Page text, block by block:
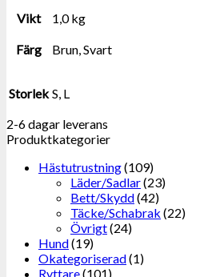
Vikt
1,0 kg
Färg Brun, Svart
Storlek S, L
2-6 dagar leverans
Produktkategorier
Hästutrustning(109)
Läder/Sadlar(23)
Bett/Skydd(42)
Täcke/Schabrak (22)
Övrigt(24)
Hund(19)
Okategoriserad(1)
Ryttare(101)